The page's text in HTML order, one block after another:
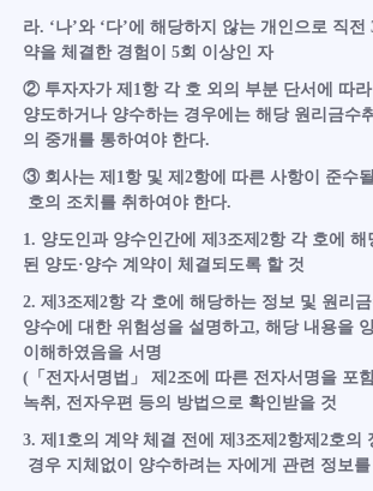
라. ‘나’와 ‘다’에 해당하지 않는 개인으로 직전
약을 체결한 경험이 5회 이상인 자
② 투자자가 제1항 각 호 외의 부분 단서에 따
양도하거나 양수하는 경우에는 해당 원리금수
의 중개를 통하여야 한다.
③ 회사는 제1항 및 제2항에 따른 사항이 준수
호의 조치를 취하여야 한다.
1. 양도인과 양수인간에 제3조제2항 각 호에
된 양도·양수 계약이 체결되도록 할 것
2. 제3조제2항 각 호에 해당하는 정보 및 원리
양수에 대한 위험성을 설명하고, 해당 내용을
이해하였음을 서명
(「전자서명법」 제2조에 따른 전자서명을 포
녹취, 전자우편 등의 방법으로 확인받을 것
3. 제1호의 계약 체결 전에 제3조제2항제2호의
경우 지체없이 양수하려는 자에게 관련 정보